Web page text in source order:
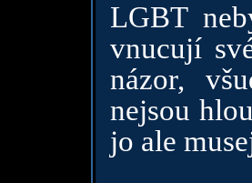
LGBT
vnucují
názor,
nejsou
jo ale